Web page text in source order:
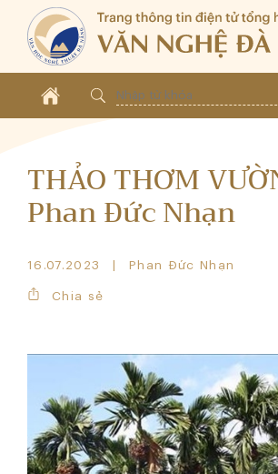
THẢO THƠM
Phan Đức Nhạn
16.07.2023 Phan Đức Nhạn
Chia sẻ